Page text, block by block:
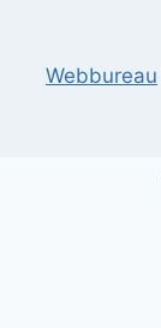
Webbureau